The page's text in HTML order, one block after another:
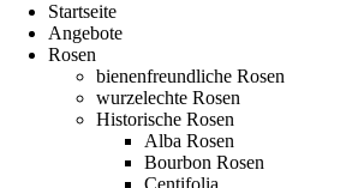
Startseite
Angebote
Rosen
bienenfreundliche Rosen
wurzelechte Rosen
Historische Rosen
Alba Rosen
Bourbon Rosen
Centifolia